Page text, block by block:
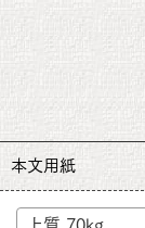
本文用紙